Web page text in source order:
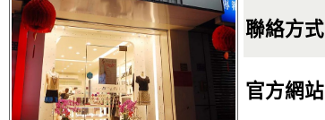
聯絡方式
官方網站